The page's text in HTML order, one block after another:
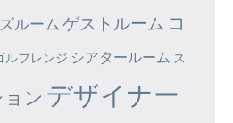
ルーム ゲストルーム コ
ルフレンジ シアタールーム ス
ン デザイナー